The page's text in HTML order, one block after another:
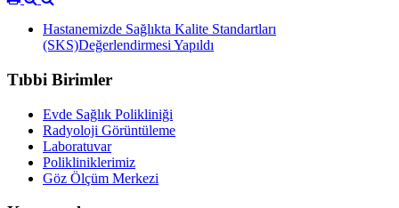
Hastanemizde Sağlıkta Kalite Standartları
(SKS)Değerlendirmesi Yapıldı
Tıbbi Birimler
Evde Sağlık Polikliniği
Radyoloji Görüntüleme
Laboratuvar
Polikliniklerimiz
Göz Ölçüm Merkezi